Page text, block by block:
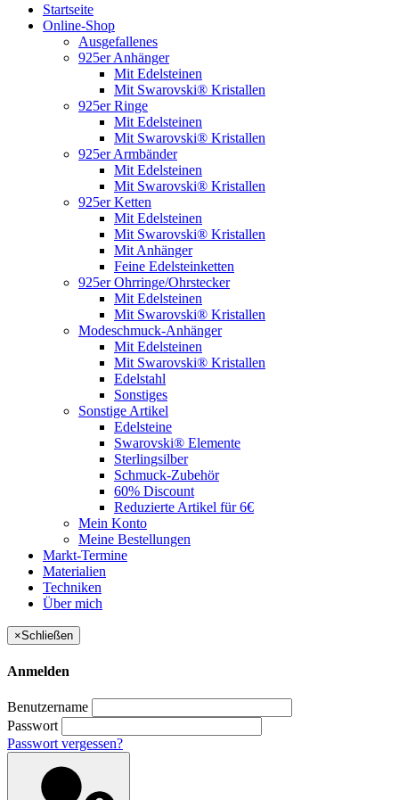
Startseite
Online-Shop
Ausgefallenes
925er Anhänger
Mit Edelsteinen
Mit Swarovski® Kristallen
925er Ringe
Mit Edelsteinen
Mit Swarovski® Kristallen
925er Armbänder
Mit Edelsteinen
Mit Swarovski® Kristallen
925er Ketten
Mit Edelsteinen
Mit Swarovski® Kristallen
Mit Anhänger
Feine Edelsteinketten
925er Ohrringe/Ohrstecker
Mit Edelsteinen
Mit Swarovski® Kristallen
Modeschmuck-Anhänger
Mit Edelsteinen
Mit Swarovski® Kristallen
Edelstahl
Sonstiges
Sonstige Artikel
Edelsteine
Swarovski® Elemente
Sterlingsilber
Schmuck-Zubehör
60% Discount
Reduzierte Artikel für 6€
Mein Konto
Meine Bestellungen
Markt-Termine
Materialien
Techniken
Über mich
×Schließen
Anmelden
Benutzername
Passwort
Passwort vergessen?